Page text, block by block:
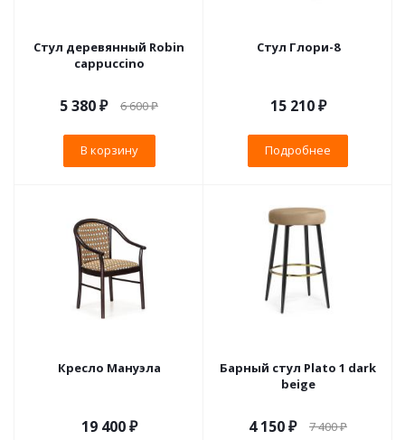
Стул деревянный Robin
cappuccino
5 380₽ 6 600₽
В корзину
Стул Глори-8
15 210 ₽
Подробнее
Кресло Мануэла
19 400 ₽
Барный стул Plato 1 dark
beige
4 150₽ 7 400₽